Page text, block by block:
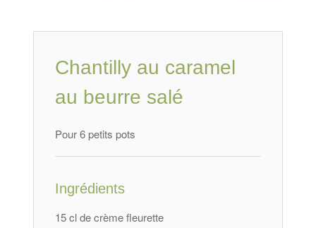
Chantilly au caramel
au beurre salé
Pour 6 petits pots
Ingrédients
15 cl de crème fleurette